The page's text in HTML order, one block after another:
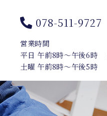
078-511-9727
営業時間
平日 午前8時〜午後6時
土曜 午前8時〜午後5時